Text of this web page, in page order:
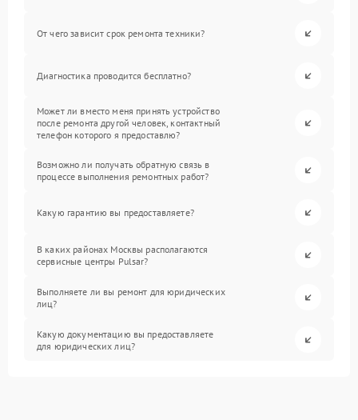
От чего зависит срок ремонта техники?
Диагностика проводится бесплатно?
Может ли вместо меня принять устройство
после ремонта другой человек, контактный
телефон которого я предоставлю?
Возможно ли получать обратную связь в
процессе выполнения ремонтных работ?
Какую гарантию вы предоставляете?
В каких районах Москвы располагаются
сервисные центры Pulsar?
Выполняете ли вы ремонт для юридических
лиц?
Какую документацию вы предоставляете
для юридических лиц?